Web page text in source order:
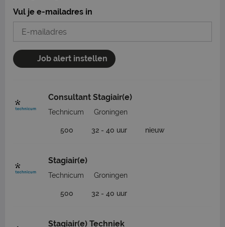
Vul je e-mailadres in
Job alert instellen
Consultant Stagiair(e)
Technicum Groningen
500 32 - 40 uur nieuw
Stagiair(e)
Technicum Groningen
500 32 - 40 uur
Stagiair(e) Techniek